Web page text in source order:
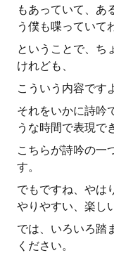
もあっていて、あ
う僕も喋っていて
ということで、ち
けれども、
こういう内容です
それをいかに詩吟
うな時間で表現で
こちらが詩吟の一
す。
でもですね、やは
やりやすい、楽し
では、いろいろ踏
ください。